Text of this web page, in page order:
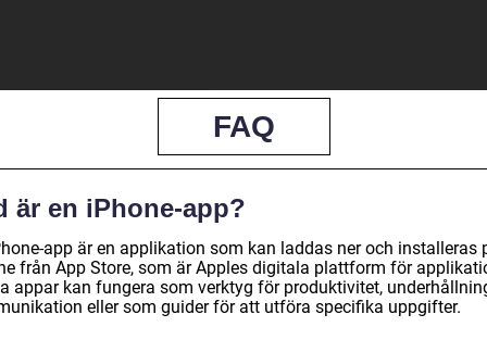
FAQ
är en iPhone-app?
app är en applikation som kan laddas ner och installeras
från App Store, som är Apples digitala plattform för
appar kan fungera som verktyg för produktivitet,
eller som guider för att utföra specifika uppgifter.